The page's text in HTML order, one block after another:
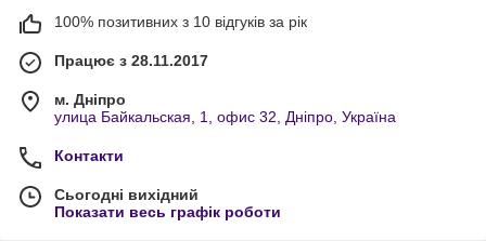
100% позитивних з 10 відгуків за рік
Працює з 28.11.2017
м. Дніпро
улица Байкальская, 1, офис 32, Дніпро, Україна
Контакти
Сьогодні вихідний
Показати весь графік роботи